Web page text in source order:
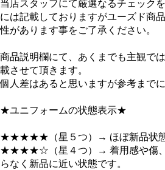
当店スタッフにて厳選なるチェック
には記載しておりますがユーズド商
性があります事をご了承ください。
商品説明欄にて、あくまでも主観で
載させて頂きます。
個人差はあると思いますが参考まで
★ユニフォームの状態表示★
★★★★★（星５つ）→ ほぼ新品状態
★★★★☆（星４つ）→ 着用感や傷、
らなく新品に近い状態です。